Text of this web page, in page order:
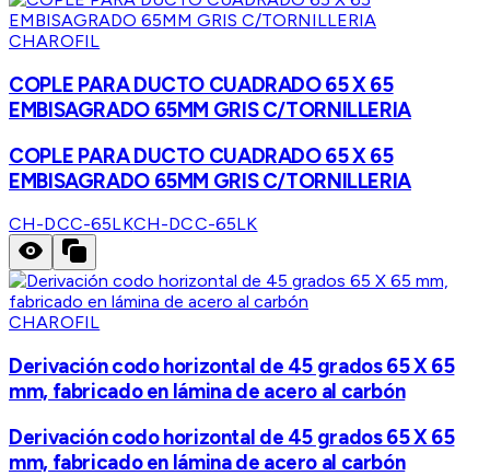
CHAROFIL
COPLE PARA DUCTO CUADRADO 65 X 65
EMBISAGRADO 65MM GRIS C/TORNILLERIA
COPLE PARA DUCTO CUADRADO 65 X 65
EMBISAGRADO 65MM GRIS C/TORNILLERIA
CH-DCC-65LKCH-DCC-65LK
CHAROFIL
Derivación codo horizontal de 45 grados 65 X 65
mm, fabricado en lámina de acero al carbón
Derivación codo horizontal de 45 grados 65 X 65
mm, fabricado en lámina de acero al carbón